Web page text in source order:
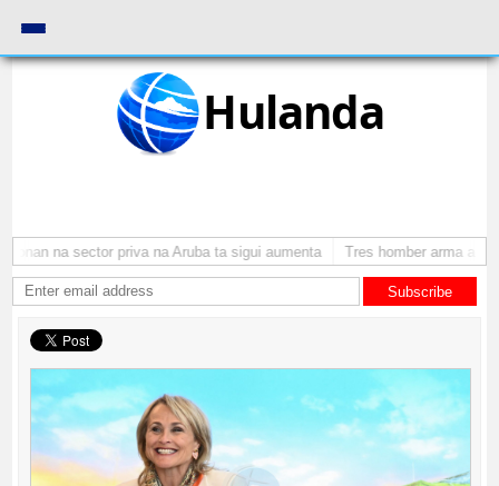
Hulanda
na sector priva na Aruba ta sigui aumenta Tres homber arma a
Subscribe